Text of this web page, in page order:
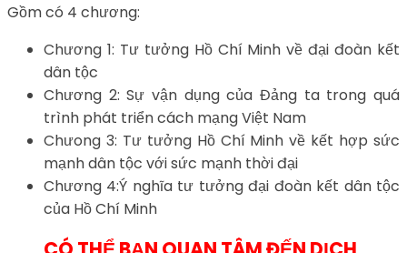
Gồm có 4 chương:
Chương 1: Tư tưởng Hồ Chí Minh về đại đoàn kết
dân tộc
Chương 2: Sự vận dụng của Đảng ta trong quá
trình phát triển cách mạng Việt Nam
Chưong 3: Tư tưởng Hồ Chí Minh về kết hợp sức
mạnh dân tộc với sức mạnh thời đại
Chương 4:Ý nghĩa tư tưởng đại đoàn kết dân tộc
của Hồ Chí Minh